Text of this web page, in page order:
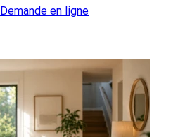
Demande en ligne